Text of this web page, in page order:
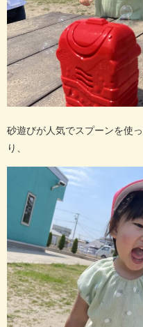
砂遊びが人気でスプーンを使
り、